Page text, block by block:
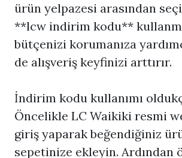
ürün yelpazesi arasından
**lcw indirim kodu**
bütçenizi korumanıza
de alışveriş keyfinizi arttırır.
İndirim kodu kullanımı
Öncelikle LC Waikiki resmi
giriş yaparak beğendiğiniz
sepetinize ekleyin. Ardından